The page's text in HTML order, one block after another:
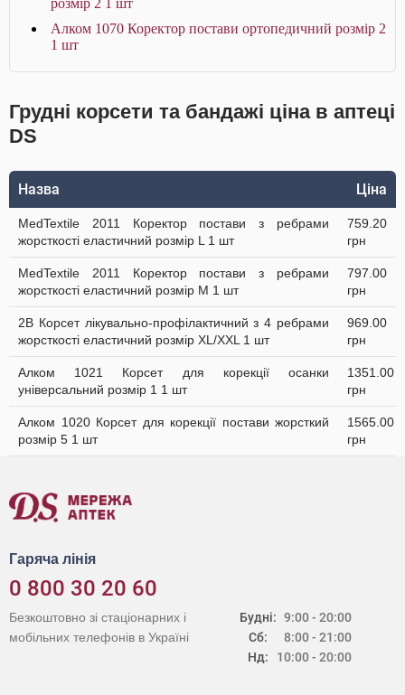
розмір 2 1 шт
Алком 1070 Коректор постави ортопедичний розмір 2
1 шт
Грудні корсети та бандажі ціна в аптеці
DS
Назва Ціна
MedTextile 2011 Коректор постави з ребрами
жорсткості еластичний розмір L 1 шт
759.20
грн
MedTextile 2011 Коректор постави з ребрами
жорсткості еластичний розмір М 1 шт
797.00
грн
2B Корсет лікувально-профілактичний з 4 ребрами
жорсткості еластичний розмір XL/XXL 1 шт
969.00
грн
Алком 1021 Корсет для корекції осанки
універсальний розмір 1 1 шт
1351.00
грн
Алком 1020 Корсет для корекції постави жорсткий
розмір 5 1 шт
1565.00
грн
Гаряча лінія
0 800 30 20 60
Будні:
Сб:
Нд:
9:00 - 20:00
8:00 - 21:00
10:00 - 20:00
Безкоштовно зі стаціонарних і
мобільних телефонів в Україні